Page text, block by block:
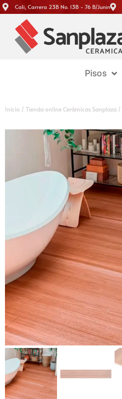
Cali, Carrera 23B No. 13B - 76 B/Junin
Pisos
Inicio / Tienda online Cerámicas Sanplaza /